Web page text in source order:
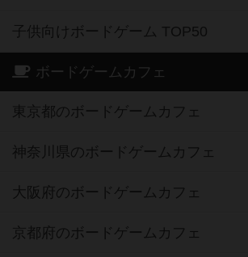
子供向けボードゲーム TOP50
ボードゲームカフェ
東京都のボードゲームカフェ
神奈川県のボードゲームカフェ
大阪府のボードゲームカフェ
京都府のボードゲームカフェ